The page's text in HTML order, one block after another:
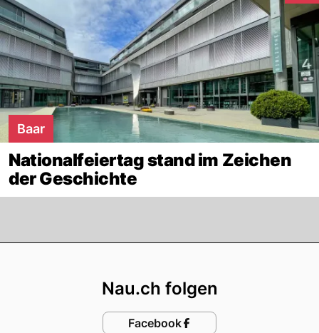
Baar
Nationalfeiertag stand im Zeichen
der Geschichte
Nau.ch folgen
Facebook